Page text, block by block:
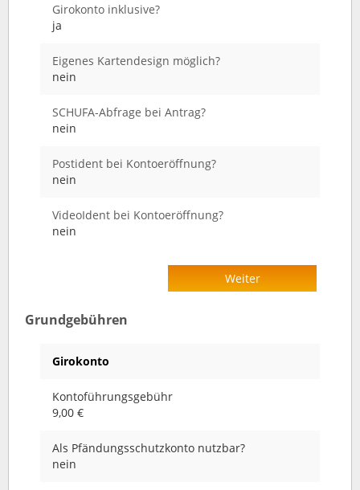
Girokonto inklusive?
ja
Eigenes Kartendesign möglich?
nein
SCHUFA-Abfrage bei Antrag?
nein
Postident bei Kontoeröffnung?
nein
VideoIdent bei Kontoeröffnung?
nein
Weiter
Grundgebühren
Girokonto
Kontoführungsgebühr
9,00 €
Als Pfändungsschutzkonto nutzbar?
nein